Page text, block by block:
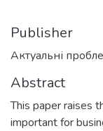
Publisher
Актуальні
Abstract
This paper raises
important for